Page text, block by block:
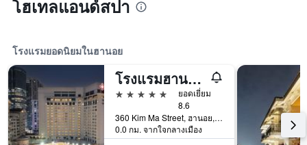
โฮเทลแอนด์สปา
โรงแรมยอดนิยมในฮานอย
โรงแรมฮานอย แดวู
5 ดาว
ยอดเยี่ยม
8.6
360 Kim Ma Street, ฮานอย, เวียดนาม
0.0 กม. จากใจกลางเมือง